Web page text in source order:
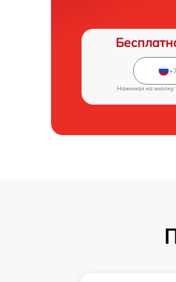
Нажимая на кнопку